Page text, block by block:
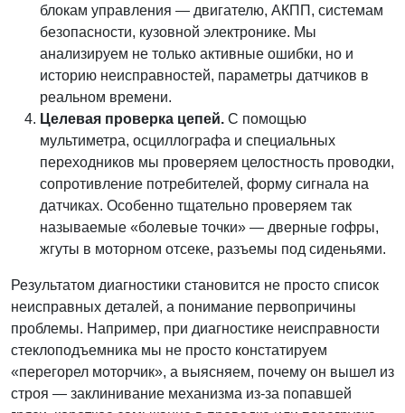
блокам управления — двигателю, АКПП, системам
безопасности, кузовной электронике. Мы
анализируем не только активные ошибки, но и
историю неисправностей, параметры датчиков в
реальном времени.
Целевая проверка цепей. С помощью
мультиметра, осциллографа и специальных
переходников мы проверяем целостность проводки,
сопротивление потребителей, форму сигнала на
датчиках. Особенно тщательно проверяем так
называемые «болевые точки» — дверные гофры,
жгуты в моторном отсеке, разъемы под сиденьями.
Результатом диагностики становится не просто список
неисправных деталей, а понимание первопричины
проблемы. Например, при диагностике неисправности
стеклоподъемника мы не просто констатируем
«перегорел моторчик», а выясняем, почему он вышел из
строя — заклинивание механизма из-за попавшей